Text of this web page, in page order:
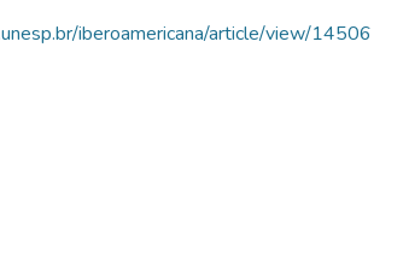
iberoamericana/article/view/14506